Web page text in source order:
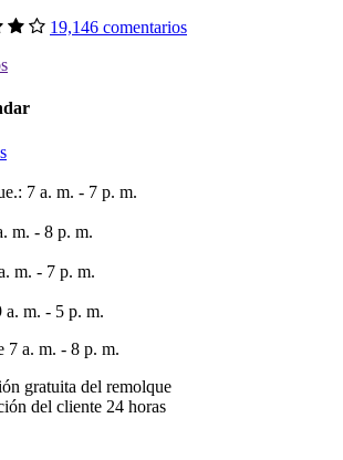
19,146 comentarios
7 a. m. - 7 p. m.
m. - 8 p. m.
m. - 7 p. m.
a. m. - 5 p. m.
7 a. m. - 8 p. m.
gratuita del remolque
del cliente 24 horas